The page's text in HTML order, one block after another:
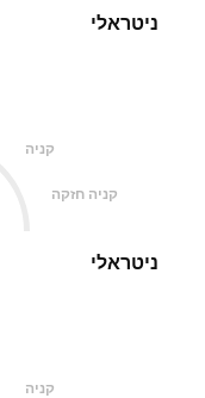
קניה
קניה חזקה
ניטראלי
ניטראלי
קניה